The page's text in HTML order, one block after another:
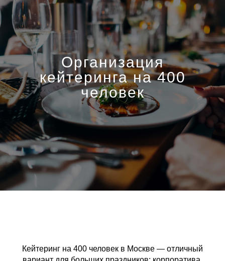
Организация
кейтеринга на 400
человек
Кейтеринг на 400 человек в Москве — отличный